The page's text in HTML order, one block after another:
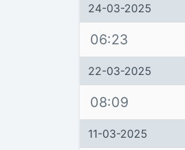
24-03-2025
06:23
22-03-2025
08:09
11-03-2025